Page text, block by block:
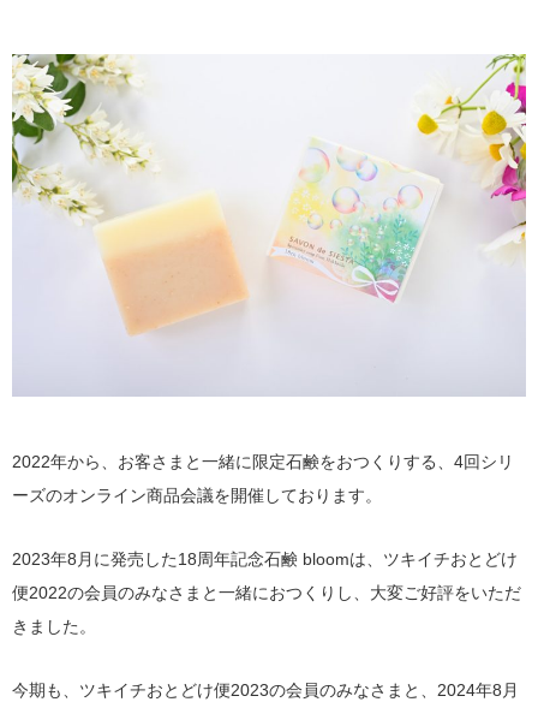
2022年から、お客さまと一緒に限定石鹸をおつくりする、4回シリ
ーズのオンライン商品会議を開催しております。
2023年8月に発売した18周年記念石鹸 bloomは、ツキイチおとどけ
便2022の会員のみなさまと一緒におつくりし、大変ご好評をいただ
きました。
今期も、ツキイチおとどけ便2023の会員のみなさまと、2024年8月